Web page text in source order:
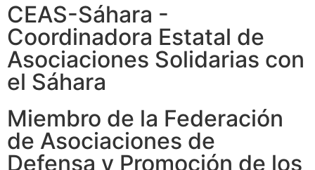
CEAS-Sáhara -
Coordinadora Estatal de
Asociaciones Solidarias con
el Sáhara
Miembro de la Federación
de Asociaciones de
Defensa y Promoción de los